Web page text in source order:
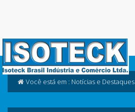
Você está em : Notícias e Destaques